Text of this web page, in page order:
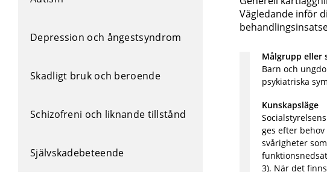
Depression och ångestsyndrom
Skadligt bruk och beroende
Schizofreni och liknande tillstånd
Självskadebeteende
Vägledande inför
Målgrupp eller
Barn och
psykiatriska
Kunskapsläge
ges efter
svårigheter
3). När det